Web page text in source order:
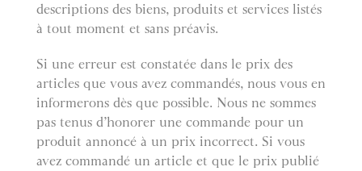
descriptions des biens, produits et services listés
à tout moment et sans préavis.
Si une erreur est constatée dans le prix des
articles que vous avez commandés, nous vous en
informerons dès que possible. Nous ne sommes
pas tenus d’honorer une commande pour un
produit annoncé à un prix incorrect. Si vous
avez commandé un article et que le prix publié